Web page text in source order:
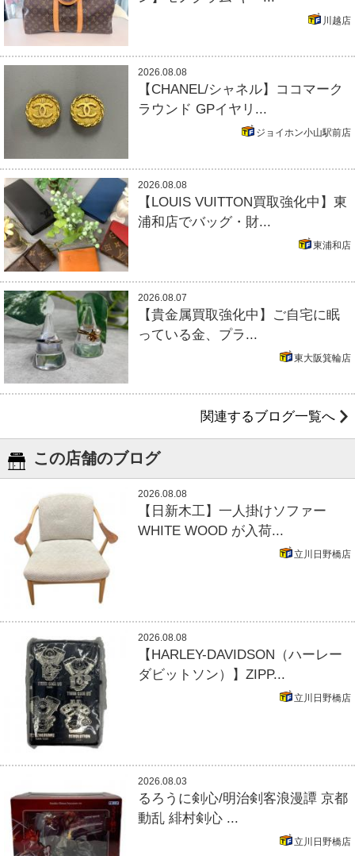
川越店
2026.08.08
【CHANEL/シャネル】ココマーク
ラウンド GPイヤリ...
ジョイホン小山駅前店
2026.08.08
【LOUIS VUITTON買取強化中】東
浦和店でバッグ・財...
東浦和店
2026.08.07
【貴金属買取強化中】ご自宅に眠
っている金、プラ...
東大阪箕輪店
関連するブログ一覧へ
この店舗のブログ
2026.08.08
【日新木工】一人掛けソファー
WHITE WOOD が入荷...
立川日野橋店
2026.08.08
【HARLEY-DAVIDSON（ハーレー
ダビットソン）】ZIPP...
立川日野橋店
2026.08.03
るろうに剣心/明治剣客浪漫譚 京都
動乱 緋村剣心 ...
立川日野橋店